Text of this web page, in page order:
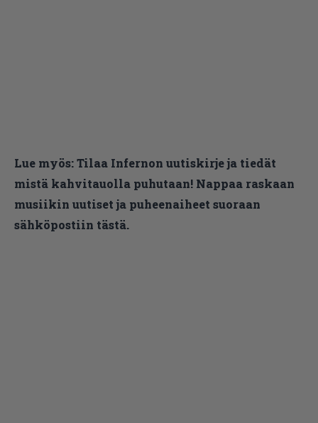
Lue myös:Tilaa Infernon uutiskirje ja tiedät
mistä kahvitauolla puhutaan! Nappaa raskaan
musiikin uutiset ja puheenaiheet suoraan
sähköpostiin tästä.